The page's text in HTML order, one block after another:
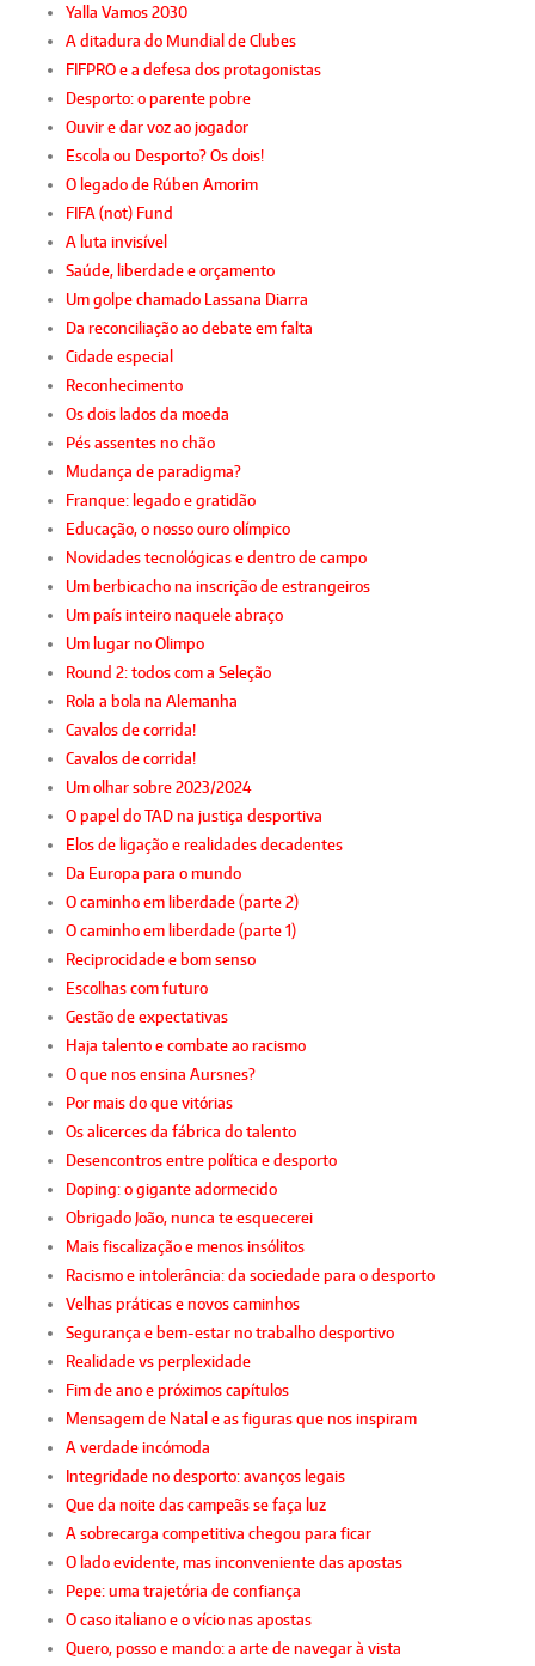
Yalla Vamos 2030
A ditadura do Mundial de Clubes
FIFPRO e a defesa dos protagonistas
Desporto: o parente pobre
Ouvir e dar voz ao jogador
Escola ou Desporto? Os dois!
O legado de Rúben Amorim
FIFA (not) Fund
A luta invisível
Saúde, liberdade e orçamento
Um golpe chamado Lassana Diarra
Da reconciliação ao debate em falta
Cidade especial
Reconhecimento
Os dois lados da moeda
Pés assentes no chão
Mudança de paradigma?
Franque: legado e gratidão
Educação, o nosso ouro olímpico
Novidades tecnológicas e dentro de campo
Um berbicacho na inscrição de estrangeiros
Um país inteiro naquele abraço
Um lugar no Olimpo
Round 2: todos com a Seleção
Rola a bola na Alemanha
Cavalos de corrida!
Cavalos de corrida!
Um olhar sobre 2023/2024
O papel do TAD na justiça desportiva
Elos de ligação e realidades decadentes
Da Europa para o mundo
O caminho em liberdade (parte 2)
O caminho em liberdade (parte 1)
Reciprocidade e bom senso
Escolhas com futuro
Gestão de expectativas
Haja talento e combate ao racismo
O que nos ensina Aursnes?
Por mais do que vitórias
Os alicerces da fábrica do talento
Desencontros entre política e desporto
Doping: o gigante adormecido
Obrigado João, nunca te esquecerei
Mais fiscalização e menos insólitos
Racismo e intolerância: da sociedade para o desporto
Velhas práticas e novos caminhos
Segurança e bem-estar no trabalho desportivo
Realidade vs perplexidade
Fim de ano e próximos capítulos
Mensagem de Natal e as figuras que nos inspiram
A verdade incómoda
Integridade no desporto: avanços legais
Que da noite das campeãs se faça luz
A sobrecarga competitiva chegou para ficar
O lado evidente, mas inconveniente das apostas
Pepe: uma trajetória de confiança
O caso italiano e o vício nas apostas
Quero, posso e mando: a arte de navegar à vista